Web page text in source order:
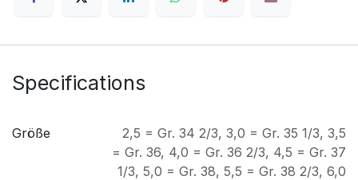
Specifications
Größe 2,5 = Gr. 34 2/3, 3,0 = Gr. 35 1/3, 3,5
= Gr. 36, 4,0 = Gr. 36 2/3, 4,5 = Gr. 37
1/3, 5,0 = Gr. 38, 5,5 = Gr. 38 2/3, 6,0